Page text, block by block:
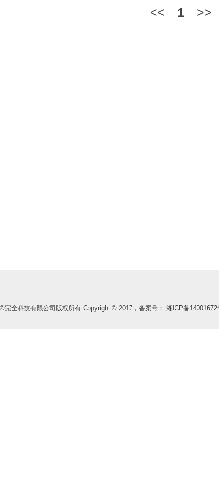
<< 1 >>
©完全科技有限公司版权所有 Copyright © 2017，备案号： 湘ICP备14001672